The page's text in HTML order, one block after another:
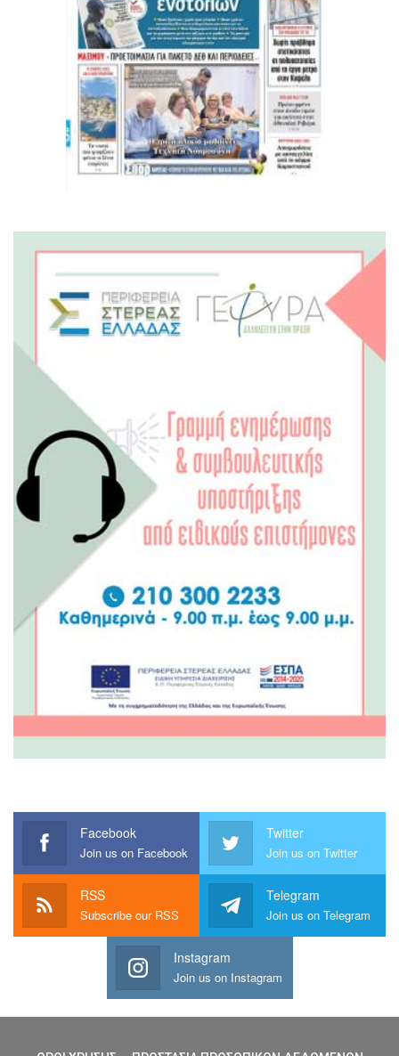
Facebook
Join us on Facebook
Twitter
Join us on Twitter
RSS
Subscribe our RSS
Telegram
Join us on Telegram
Instagram
Join us on Instagram